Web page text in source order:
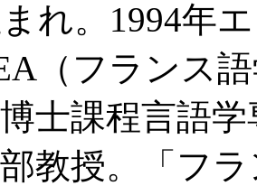
れ。1994年
（フランス
士課程言語
教授。「フ